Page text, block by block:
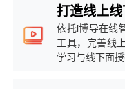
打造线上
依托i博导在线
工具，完善线
学习与线下面授